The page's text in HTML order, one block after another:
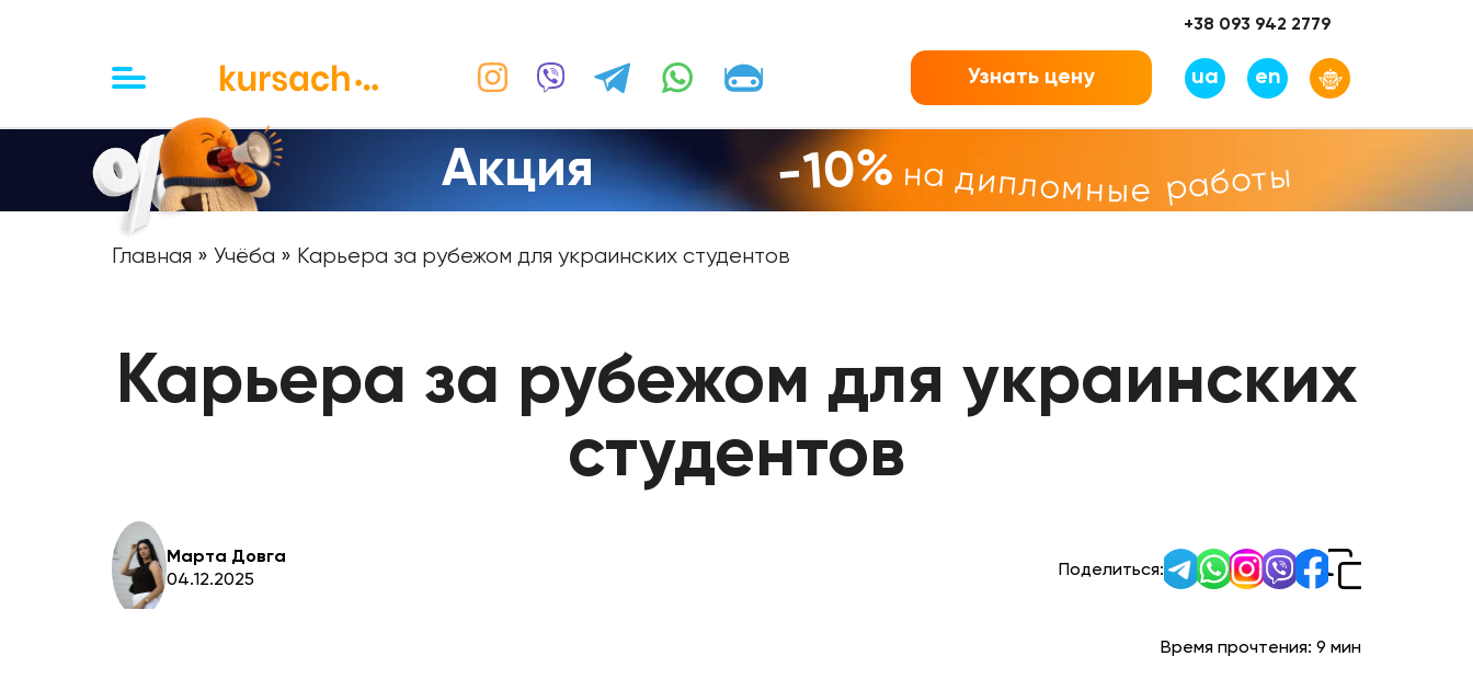
+38 093 942 2779
Узнать цену ua en
Акция -10% на дипломные работы
Главная » Учёба » Карьера за рубежом для украинских студентов
Карьера за рубежом для украинских
студентов
Марта Довга
04.12.2025 Поделиться:
Время прочтения: 9 мин